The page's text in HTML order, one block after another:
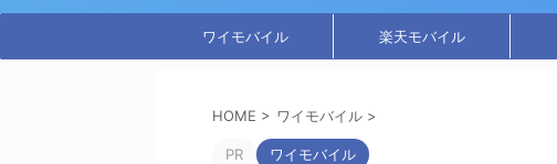
ワイモバイル 楽天モバイル
HOME > ワイモバイル >
PR ワイモバイル